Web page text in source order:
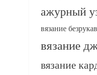
ажурный
вязание
вязание
вязание